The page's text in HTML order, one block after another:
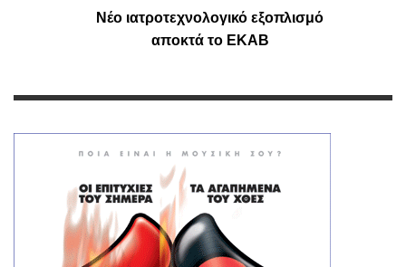
Νέο ιατροτεχνολογικό εξοπλισμό
αποκτά το ΕΚΑΒ